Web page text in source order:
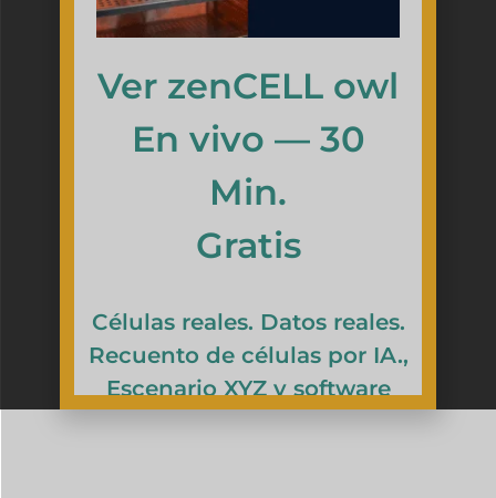
Ver zenCELL owl
En vivo — 30
Min.
Gratis
Células reales. Datos reales.
Recuento de células por IA.,
Escenario XYZ y software